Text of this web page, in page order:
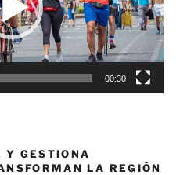
00:30
GESTIONA
LA REGIÓN